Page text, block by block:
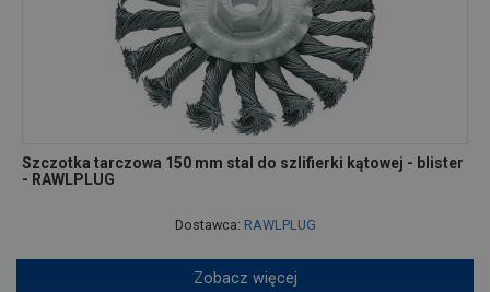
Szczotka tarczowa 150 mm stal do szlifierki kątowej - blister
- RAWLPLUG
Dostawca: RAWLPLUG
Zobacz więcej